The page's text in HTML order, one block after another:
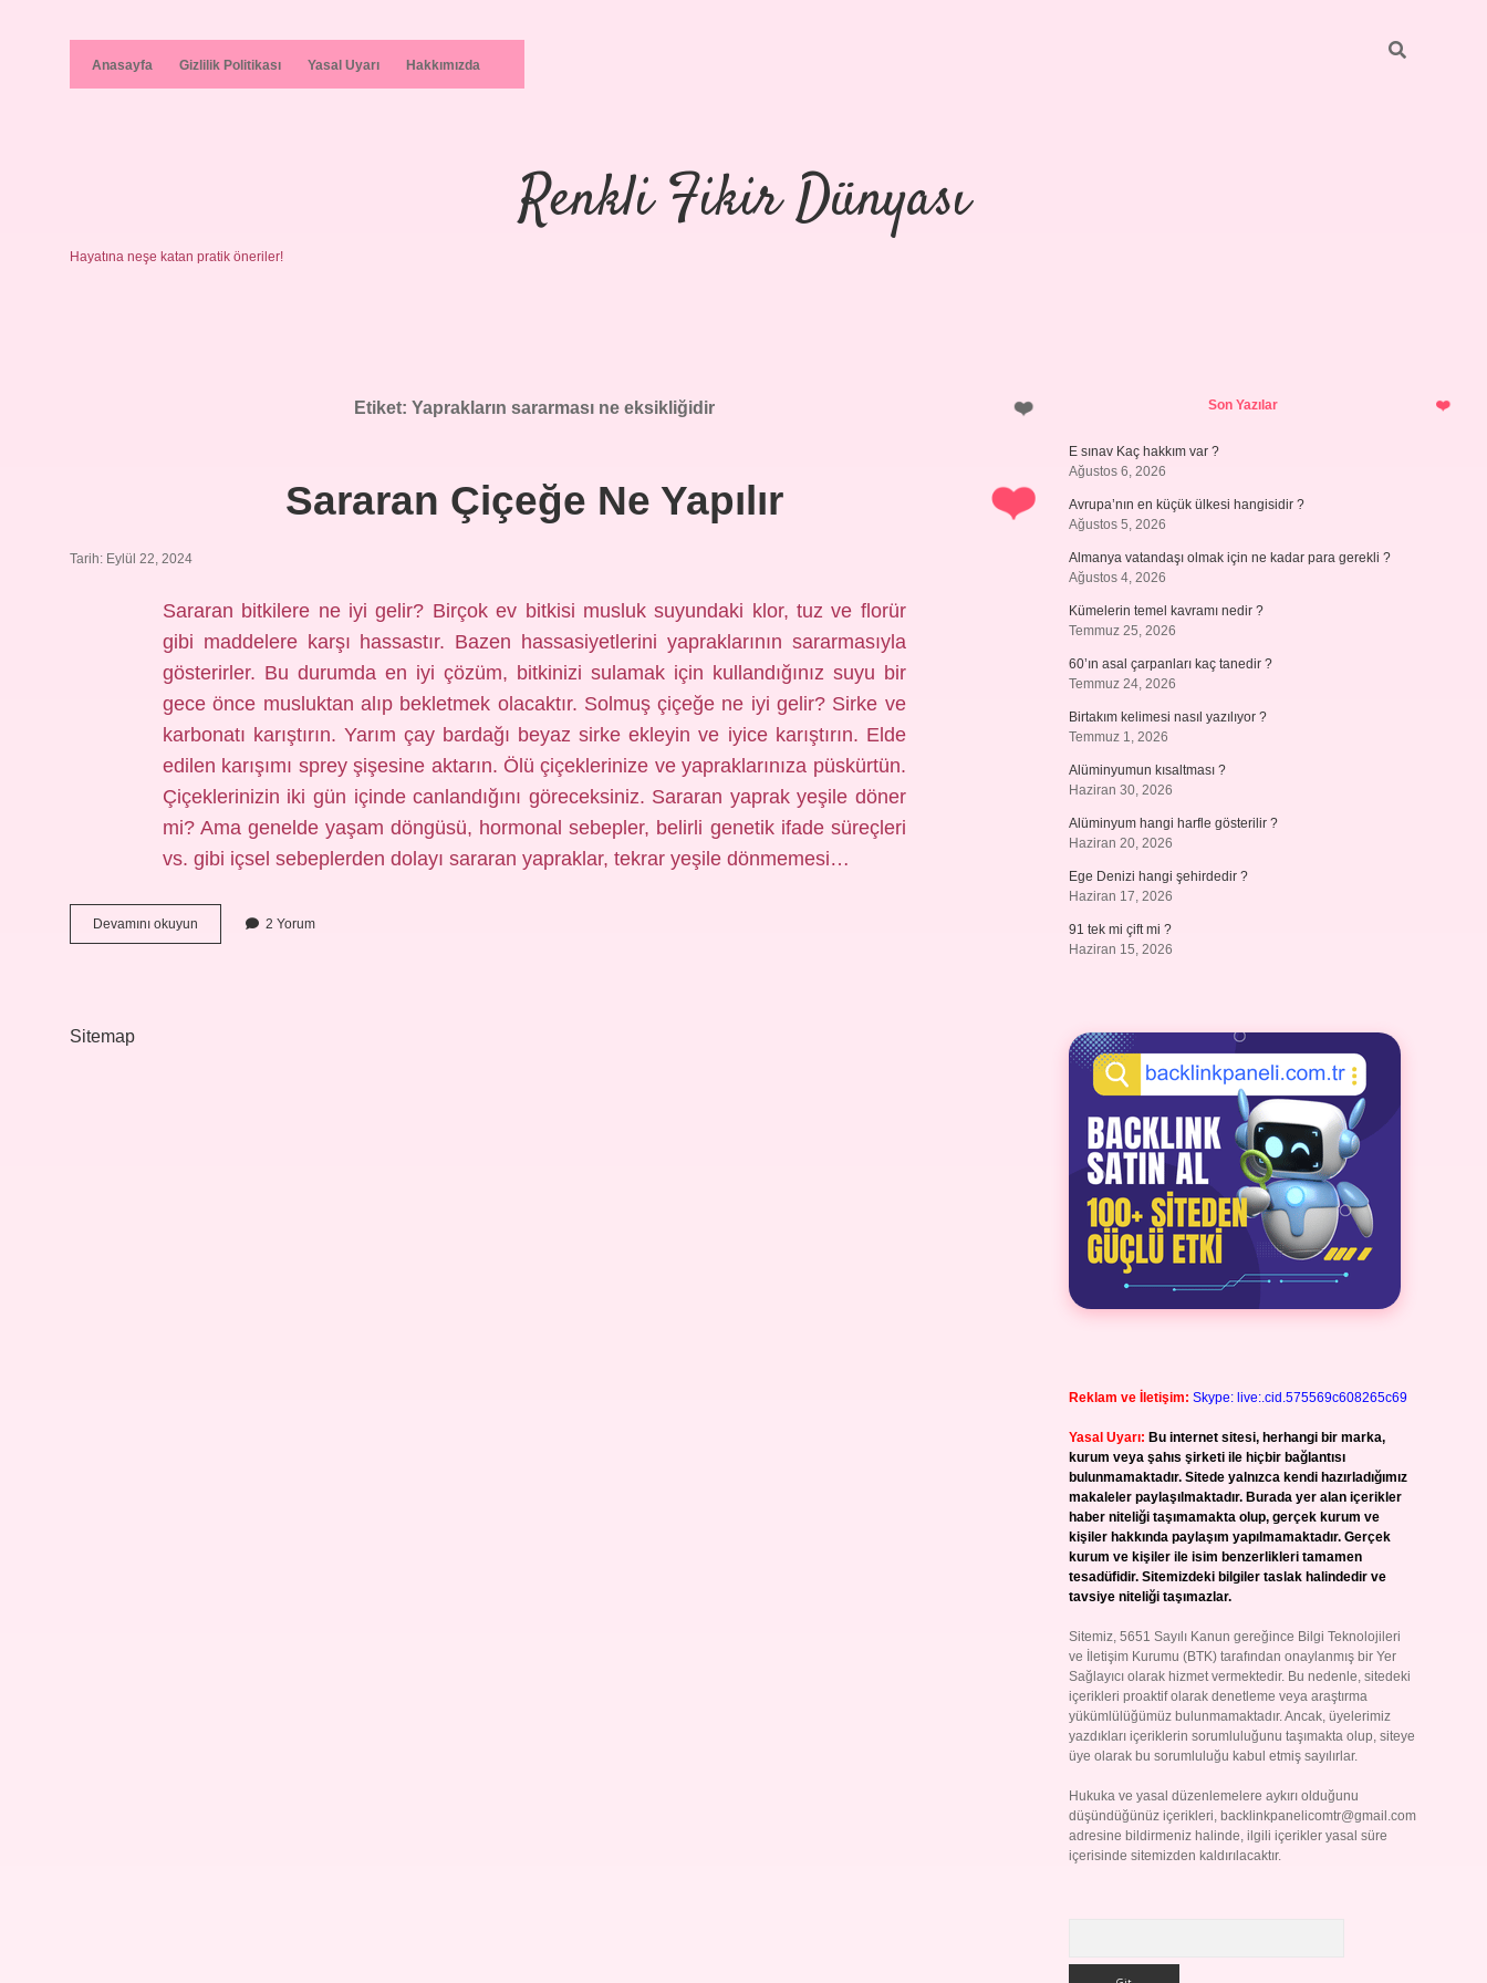
Anasayfa Gizlilik Politikası Yasal Uyarı Hakkımızda
Renkli Fikir Dünyası
Hayatına neşe katan pratik öneriler!
Etiket: Yaprakların sararması ne eksikliğidir
Sararan Çiçeğe Ne Yapılır
Tarih: Eylül 22, 2024
Sararan bitkilere ne iyi gelir? Birçok ev bitkisi musluk suyundaki klor, tuz ve florür
gibi maddelere karşı hassastır. Bazen hassasiyetlerini yapraklarının sararmasıyla
gösterirler. Bu durumda en iyi çözüm, bitkinizi sulamak için kullandığınız suyu bir
gece önce musluktan alıp bekletmek olacaktır. Solmuş çiçeğe ne iyi gelir? Sirke ve
karbonatı karıştırın. Yarım çay bardağı beyaz sirke ekleyin ve iyice karıştırın. Elde
edilen karışımı sprey şişesine aktarın. Ölü çiçeklerinize ve yapraklarınıza püskürtün.
Çiçeklerinizin iki gün içinde canlandığını göreceksiniz. Sararan yaprak yeşile döner
mi? Ama genelde yaşam döngüsü, hormonal sebepler, belirli genetik ifade süreçleri
vs. gibi içsel sebeplerden dolayı sararan yapraklar, tekrar yeşile dönmemesi…
Devamını okuyun
Çiçeğe
2 Yorum
Sitemap
SidebarSon Yazılar
E sınav Kaç hakkım var ?
Ağustos 6, 2026
Avrupa’nın en küçük ülkesi hangisidir ?
Ağustos 5, 2026
Almanya vatandaşı olmak için ne kadar para gerekli ?
Ağustos 4, 2026
Kümelerin temel kavramı nedir ?
Temmuz 25, 2026
60’ın asal çarpanları kaç tanedir ?
Temmuz 24, 2026
Birtakım kelimesi nasıl yazılıyor ?
Temmuz 1, 2026
Alüminyumun kısaltması ?
Haziran 30, 2026
Alüminyum hangi harfle gösterilir ?
Haziran 20, 2026
Ege Denizi hangi şehirdedir ?
Haziran 17, 2026
91 tek mi çift mi ?
Haziran 15, 2026
Reklam ve İletişim: Skype: live:.cid.575569c608265c69
Yasal Uyarı: Bu internet sitesi, herhangi bir marka,
kurum veya şahıs şirketi ile hiçbir bağlantısı
bulunmamaktadır. Sitede yalnızca kendi hazırladığımız
makaleler paylaşılmaktadır. Burada yer alan içerikler
haber niteliği taşımamakta olup, gerçek kurum ve
kişiler hakkında paylaşım yapılmamaktadır. Gerçek
kurum ve kişiler ile isim benzerlikleri tamamen
tesadüfidir. Sitemizdeki bilgiler taslak halindedir ve
tavsiye niteliği taşımazlar.
Sitemiz, 5651 Sayılı Kanun gereğince Bilgi Teknolojileri
ve İletişim Kurumu (BTK) tarafından onaylanmış bir Yer
Sağlayıcı olarak hizmet vermektedir. Bu nedenle, sitedeki
içerikleri proaktif olarak denetleme veya araştırma
yükümlülüğümüz bulunmamaktadır. Ancak, üyelerimiz
yazdıkları içeriklerin sorumluluğunu taşımakta olup, siteye
üye olarak bu sorumluluğu kabul etmiş sayılırlar.
Hukuka ve yasal düzenlemelere aykırı olduğunu
düşündüğünüz içerikleri, backlinkpanelicomtr@gmail.com
adresine bildirmeniz halinde, ilgili içerikler yasal süre
içerisinde sitemizden kaldırılacaktır.